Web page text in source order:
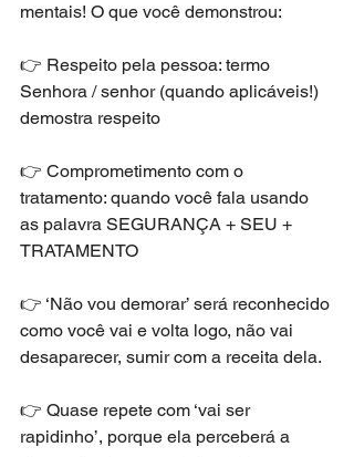
mentais! O que você demonstrou:
👉 Respeito pela pessoa: termo
Senhora / senhor (quando aplicáveis!)
demostra respeito
👉 Comprometimento com o
tratamento: quando você fala usando
as palavra SEGURANÇA + SEU +
TRATAMENTO
👉 ‘Não vou demorar’ será reconhecido
como você vai e volta logo, não vai
desaparecer, sumir com a receita dela.
👉 Quase repete com ‘vai ser
rapidinho’, porque ela perceberá a